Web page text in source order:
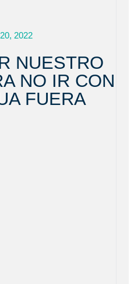
2022
NUESTRO
NO IR CON
FUERA